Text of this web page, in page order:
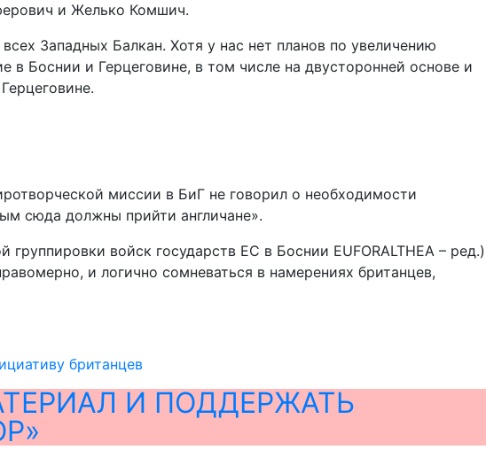
и Желько Комшич.
Западных Балкан. Хотя у нас нет планов по увеличению
Боснии и Герцеговине, в том числе на двусторонней основе и
миссии в БиГ не говорил о необходимости
сюда должны прийти англичане».
войск государств ЕС в Боснии EUFORALTHEA – ред.)
и логично сомневаться в намерениях британцев,
британцев
И ПОДДЕРЖАТЬ